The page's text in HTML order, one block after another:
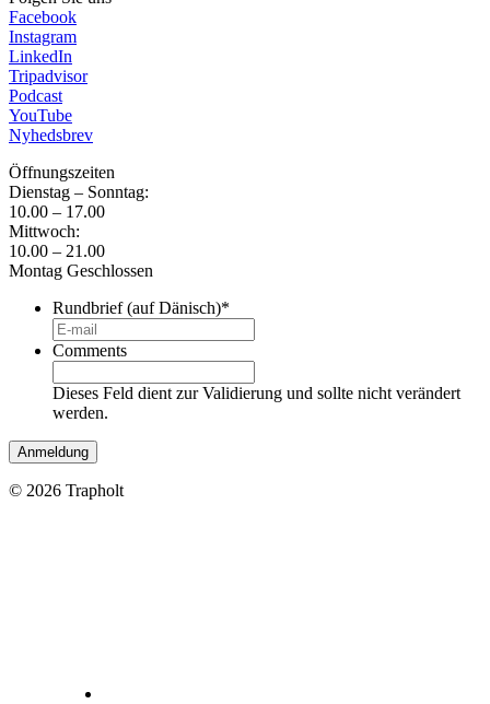
Facebook
Instagram
LinkedIn
Tripadvisor
Podcast
YouTube
Nyhedsbrev
Öffnungszeiten
Dienstag – Sonntag:
10.00 – 17.00
Mittwoch:
10.00 – 21.00
Montag Geschlossen
Rundbrief (auf Dänisch)*
Comments
Dieses Feld dient zur Validierung und sollte nicht verändert
werden.
© 2026 Trapholt